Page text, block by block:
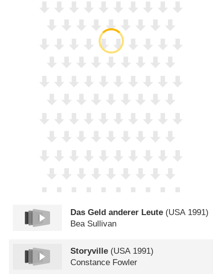
Das Geld anderer Leute (USA 1991)
Bea Sullivan
Storyville (USA1991)
Constance Fowler